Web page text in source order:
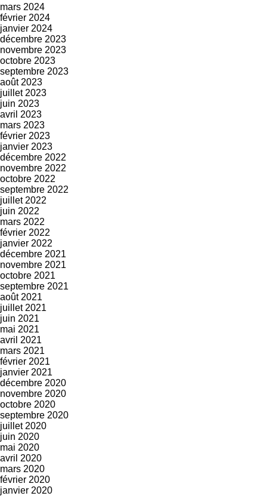
mars 2024
février 2024
janvier 2024
décembre 2023
novembre 2023
octobre 2023
septembre 2023
août 2023
juillet 2023
juin 2023
avril 2023
mars 2023
février 2023
janvier 2023
décembre 2022
novembre 2022
octobre 2022
septembre 2022
juillet 2022
juin 2022
mars 2022
février 2022
janvier 2022
décembre 2021
novembre 2021
octobre 2021
septembre 2021
août 2021
juillet 2021
juin 2021
mai 2021
avril 2021
mars 2021
février 2021
janvier 2021
décembre 2020
novembre 2020
octobre 2020
septembre 2020
juillet 2020
juin 2020
mai 2020
avril 2020
mars 2020
février 2020
janvier 2020